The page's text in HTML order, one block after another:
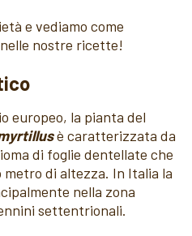
e vediamo come
nostre ricette!
europeo, la pianta del
è caratterizzata da
di foglie dentellate che
metro di altezza. In Italia la
nella zona
settentrionali.